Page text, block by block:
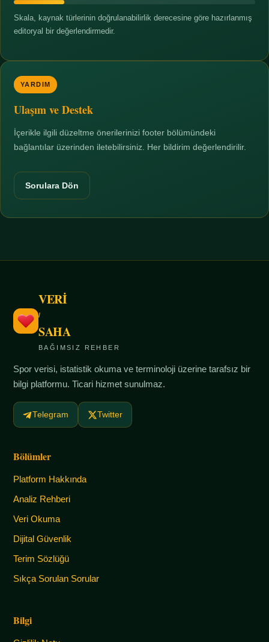
Skala, kaynak türlerinin doğrulanabilirlik derecesine göre hazırlanmış
editoryal bir değerlendirmedir.
YARDIM
Ulaşım ve Destek
İçerikle ilgili düzeltme önerilerinizi footer bölümündeki
bağlantılar üzerinden iletebilirsiniz. Her bildirim değerlendirilir.
Sorulara Dön
VERİ
/
SAHA
BAĞIMSIZ REHBER
Spor verisi, istatistik okuma ve terminoloji üzerine tarafsız bir
bilgi platformu. Ticari hizmet sunulmaz.
Telegram Twitter
Bölümler
Platform Hakkında
Analiz Rehberi
Veri Okuma
Dijital Güvenlik
Terim Sözlüğü
Sıkça Sorulan Sorular
Bilgi